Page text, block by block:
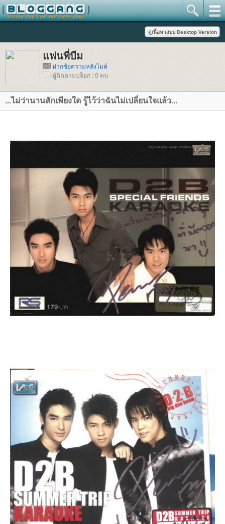
ฟนพี่บีม
ฝากข้อความหลังไมค์
ผู้ติดตามบล็อก : 0 คน
...ไม่ว่านานสักเพียงใด รู้ไว้ว่าฉันไม่เปลี่ยนใจแล้ว...